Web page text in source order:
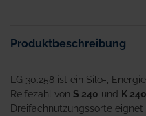
Produktbeschreibung
LG 30.258 ist ein Silo-,
Reifezahl von S 240 und K 240
Dreifachnutzungssorte